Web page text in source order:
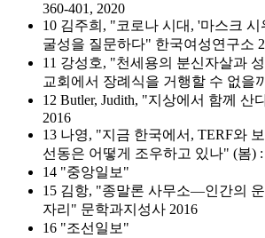
360-401, 2020
10 김주희, "코로나 시대, '마스크
굴성을 질문하다" 한국여성연구소
11 강성호, "천세용의 분신자살과
교회에서 장례식을 거행할 수 없을
12 Butler, Judith, "지상에서 함께 산
2016
13 나영, "지금 한국에서, TERF와
선동은 어떻게 조우하고 있나" (봄) :
14 "중앙일보"
15 김항, "종말론 사무소―인간의
자리" 문학과지성사 2016
16 "조선일보"